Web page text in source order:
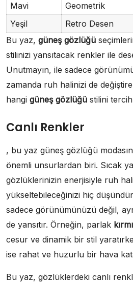
Mavi
Geometrik
Yeşil
Retro Desen
Bu yaz, güneş gözlüğü
stilinizi yansıtacak renkler ile
Unutmayın, ile sadece
zamanda ruh halinizi de
hangi güneş gözlüğü stilini
Canlı Renkler
, bu yaz güneş gözlüğü
önemli unsurlardan biri. Sıcak
gözlüklerinizin enerjisiyle ruh
yükseltebileceğinizi hiç
sadece görünümünüzü değil,
de yansıtır. Örneğin, parlak
cesur ve dinamik bir stil
ise rahat ve huzurlu bir hava
Bu yaz, gözlüklerdeki canlı